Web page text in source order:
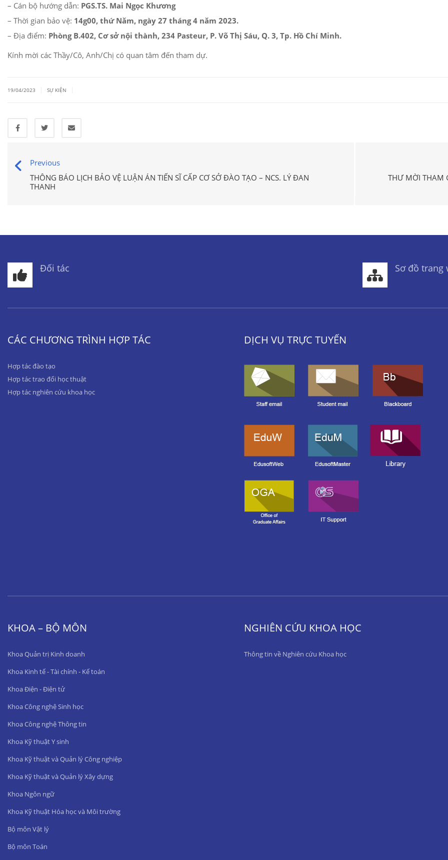
– Cán bộ hướng dẫn: PGS.TS. Mai Ngọc Khương
– Thời gian bảo vệ: 14g00, thứ Năm, ngày 27 tháng 4 năm 2023.
– Địa điểm: Phòng B.402, Cơ sở nội thành, 234 Pasteur, P. Võ Thị Sáu, Q. 3, Tp. Hồ Chí Minh.
Kính mời các Thầy/Cô, Anh/Chị có quan tâm đến tham dự.
19/04/2023 SỰ KIỆN
Previous
THÔNG BÁO LỊCH BẢO VỆ LUẬN ÁN TIẾN SĨ CẤP CƠ SỞ ĐÀO TẠO – NCS. LÝ ĐAN
THANH
THƯ MỜI THAM
Đối tác Sơ đồ trang
CÁC CHƯƠNG TRÌNH HỢP TÁC
Hợp tác đào tạo
Hợp tác trao đổi học thuật
Hợp tác nghiên cứu khoa học
DỊCH VỤ TRỰC TUYẾN
KHOA – BỘ MÔN
Khoa Quản trị Kinh doanh
Khoa Kinh tế - Tài chính - Kế toán
Khoa Điện - Điện tử
Khoa Công nghệ Sinh học
Khoa Công nghệ Thông tin
Khoa Kỹ thuật Y sinh
Khoa Kỹ thuật và Quản lý Công nghiệp
Khoa Kỹ thuật và Quản lý Xây dựng
Khoa Ngôn ngữ
Khoa Kỹ thuật Hóa học và Môi trường
Bộ môn Vật lý
Bộ môn Toán
NGHIÊN CỨU KHOA HỌC
Thông tin về Nghiên cứu Khoa học